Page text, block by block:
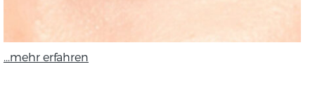
...mehr erfahren